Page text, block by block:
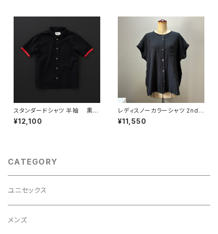
スタンダードシャツ 半袖 黒×
赤
¥12,100
レディスノーカラーシャツ 2nd
ノースリーブ 黒×黒
¥11,550
CATEGORY
ユニセックス
メンズ